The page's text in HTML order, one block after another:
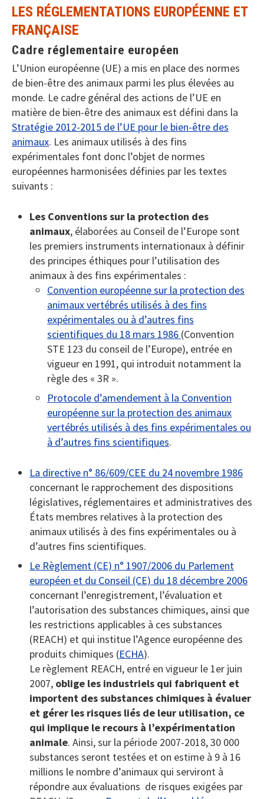
LES RÉGLEMENTATIONS EUROPÉENNE ET
FRANÇAISE
Cadre réglementaire européen
L’Union européenne (UE) a mis en place des normes
de bien-être des animaux parmi les plus élevées au
monde. Le cadre général des actions de l’UE en
matière de bien-être des animaux est défini dans la
Stratégie 2012-2015 de l’UE pour le bien-être des
animaux. Les animaux utilisés à des fins
expérimentales font donc l’objet de normes
européennes harmonisées définies par les textes
suivants :
Les Conventions sur la protection des
animaux, élaborées au Conseil de l’Europe sont
les premiers instruments internationaux à définir
des principes éthiques pour l’utilisation des
animaux à des fins expérimentales :
Convention européenne sur la protection des
animaux vertébrés utilisés à des fins
expérimentales ou à d’autres fins
scientifiques du 18 mars 1986 (Convention
STE 123 du conseil de l’Europe), entrée en
vigueur en 1991, qui introduit notamment la
règle des « 3R ».
Protocole d’amendement à la Convention
européenne sur la protection des animaux
vertébrés utilisés à des fins expérimentales ou
à d’autres fins scientifiques.
La directive n° 86/609/CEE du 24 novembre 1986
concernant le rapprochement des dispositions
législatives, réglementaires et administratives des
États membres relatives à la protection des
animaux utilisés à des fins expérimentales ou à
d’autres fins scientifiques.
Le Règlement (CE) n° 1907/2006 du Parlement
européen et du Conseil (CE) du 18 décembre 2006
concernant l’enregistrement, l’évaluation et
l’autorisation des substances chimiques, ainsi que
les restrictions applicables à ces substances
(REACH) et qui institue l’Agence européenne des
produits chimiques (ECHA).
Le règlement REACH, entré en vigueur le 1er juin
2007, oblige les industriels qui fabriquent et
importent des substances chimiques à évaluer
et gérer les risques liés de leur utilisation, ce
qui implique le recours à l’expérimentation
animale. Ainsi, sur la période 2007-2018, 30 000
substances seront testées et on estime à 9 à 16
millions le nombre d’animaux qui serviront à
répondre aux évaluations de risques exigées par